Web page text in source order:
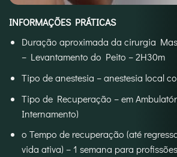
INFORMAÇÕES PRÁTICAS
Duração aproximada da cirurgia
– Levantamento do Peito – 2H30m
Tipo de anestesia – anestesia local
Tipo de Recuperação – em
Internamento)
o Tempo de recuperação (até
vida ativa) – 1 semana para